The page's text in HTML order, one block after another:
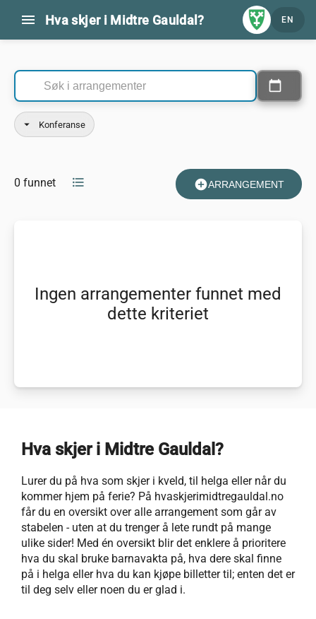
menu Hva skjer i Midtre Gauldal? EN
calendar_today
Velg datoer
arrow_drop_down Konferanse
0 funnet format_list_bulleted add_circleARRANGEMENT
Ingen arrangementer funnet med
dette kriteriet
Hva skjer i Midtre Gauldal?
Lurer du på hva som skjer i kveld, til helga eller når du
kommer hjem på ferie? På hvaskjerimidtregauldal.no
får du en oversikt over alle arrangement som går av
stabelen - uten at du trenger å lete rundt på mange
ulike sider! Med én oversikt blir det enklere å prioritere
hva du skal bruke barnavakta på, hva dere skal finne
på i helga eller hva du kan kjøpe billetter til; enten det er
til deg selv eller noen du er glad i.